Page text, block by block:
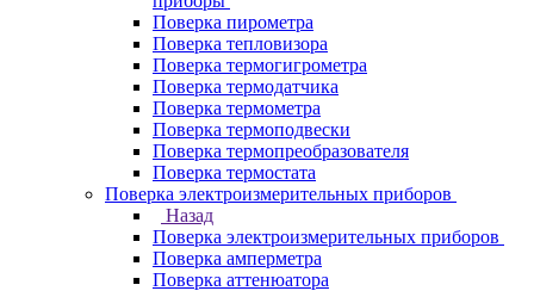
Поверка пирометра
Поверка тепловизора
Поверка термогигрометра
Поверка термодатчика
Поверка термометра
Поверка термоподвески
Поверка термопреобразователя
Поверка термостата
Поверка электроизмерительных приборов
Назад
Поверка электроизмерительных приборов
Поверка амперметра
Поверка аттенюатора